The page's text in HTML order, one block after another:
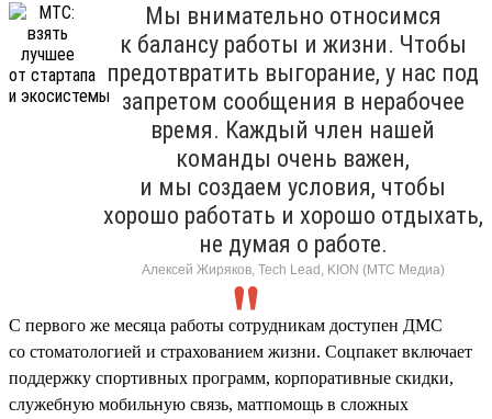
Мы внимательно относимся
к балансу работы и жизни. Чтобы
предотвратить выгорание, у нас под
запретом сообщения в нерабочее
время. Каждый член нашей
команды очень важен,
и мы создаем условия, чтобы
хорошо работать и хорошо отдыхать,
не думая о работе.
Алексей Жиряков, Tech Lead, KION (МТС Медиа)
С первого же месяца работы сотрудникам доступен ДМС
со стоматологией и страхованием жизни. Соцпакет включает
поддержку спортивных программ, корпоративные скидки,
служебную мобильную связь, матпомощь в сложных